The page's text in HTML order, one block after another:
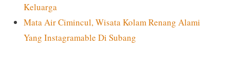
Keluarga
Mata Air Cimincul, Wisata Kolam Renang Alami
Yang Instagramable Di Subang